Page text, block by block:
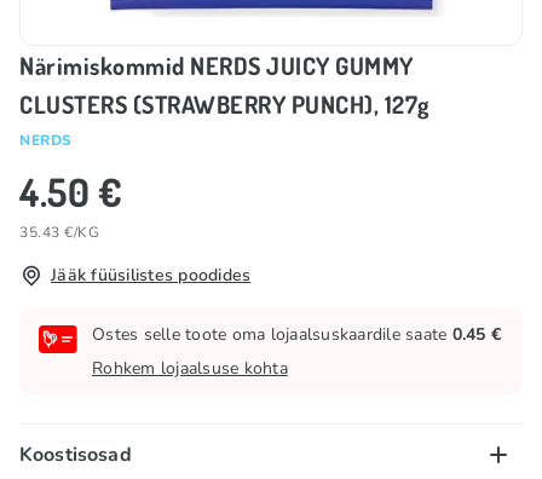
Närimiskommid NERDS JUICY GUMMY
CLUSTERS (STRAWBERRY PUNCH), 127g
NERDS
4.50 €
35.43 €/KG
Jääk füüsilistes poodides
Ostes selle toote oma lojaalsuskaardile saate 0.45 €
Rohkem lojaalsuse kohta
Koostisosad